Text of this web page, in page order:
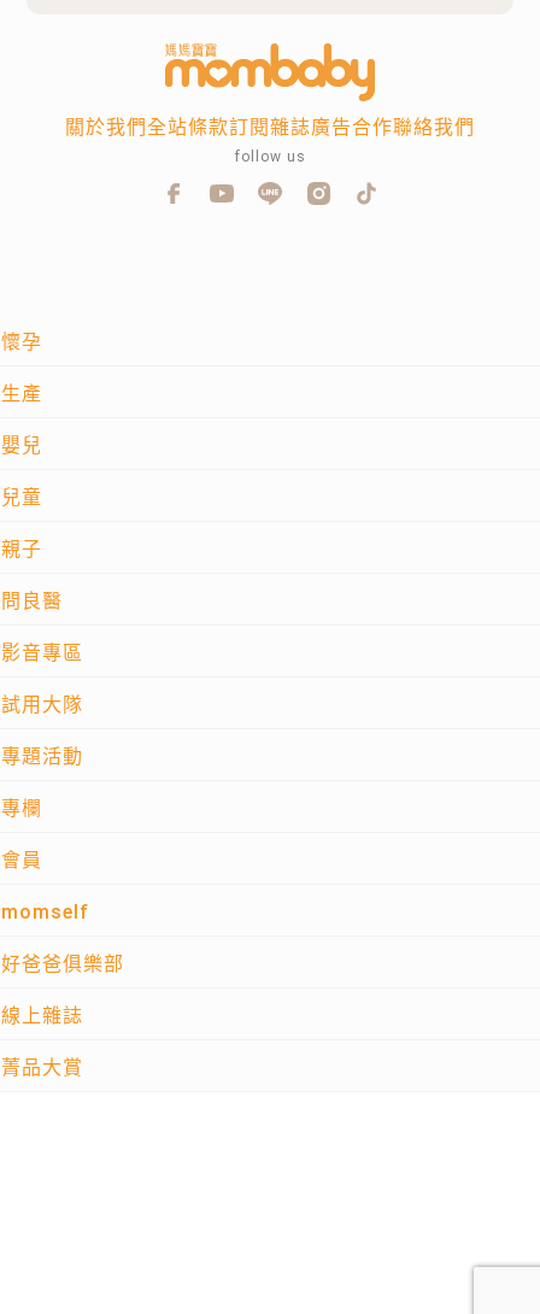
懷孕
生產
嬰兒
兒童
親子
問良醫
影音專區
試用大隊
專題活動
專欄
會員
momself
好爸爸俱樂部
線上雜誌
菁品大賞
關於我們全站條款訂閱雜誌廣告合作聯絡我們
follow us